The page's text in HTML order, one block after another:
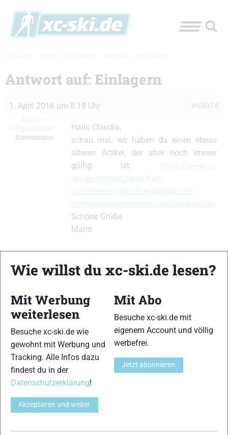
Antwort auf: Einlagern
1. April 2016 um 8:19 Uhr
#68074
Mario
Felgenhauer
Administrator
Hallo Claudia,
schau mal, wir haben da einen etwas
älteren Artikel, der aber noch immer
gültig ist: https://www.xc-
ski.de/themen/tipps-fuer-
langlaeufer/tipps-fuer-langlaeufer-
richtiges-uebersommern-der-langlaufski/
Schöne Grüße
Mario
xc-ski.de ist DAS deutschsprachige Portal mit aktuellen
Kombination, einer Loipendatenbank,Langlauf
und allem was du sonst noch über deine Lieblingssportarten
ObSkilanglauf-Anfänger oder Profi-Sportler, wir haben
immer ein offenes Ohr für dich! Du kannst uns jederzeit über
dasKontaktformular erreichen.
Partner
Wie willst du xc-ski.de lesen?
Mit Werbung
weiterlesen
Besuche xc-ski.de wie
gewohnt mit Werbung und
Tracking. Alle Infos dazu
findest du in der
Datenschutzerklärung!
Akzeptieren und weiter
Mit Abo
Besuche xc-ski.de mit
eigenem Account und völlig
werbefrei.
Jetzt abonnieren